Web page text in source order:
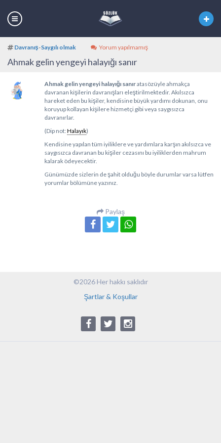
Davranış-Saygılı olmak Yorum yapılmamış
Ahmak gelin yengeyi halayığı sanır
Ahmak gelin yengeyi halayığı sanıratasözüyle ahmakça
davranan kişilerin davranışları eleştirilmektedir. Akılsızca
hareket eden bu kişiler, kendisine büyük yardımı dokunan, onu
koruyup kollayan kişilere hizmetçi gibi veya saygısızca
davranırlar.
(Dip not:Halayık)
Kendisine yapılan tüm iyiliklere ve yardımlara karşın akılsızca ve
saygısızca davranan bu kişiler cezasını bu iyiliklerden mahrum
kalarak ödeyecektir.
Günümüzde sizlerin de şahit olduğu böyle durumlar varsa lütfen
yorumlar bölümüne yazınız.
Paylaş
©2026 Her hakkı saklıdır
Şartlar & Koşullar